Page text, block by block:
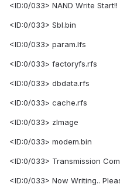
<ID:0/033> NAND Write Start!!
<ID:0/033> Sbl.bin
<ID:0/033> param.lfs
<ID:0/033> factoryfs.rfs
<ID:0/033> dbdata.rfs
<ID:0/033> cache.rfs
<ID:0/033> zImage
<ID:0/033> modem.bin
<ID:0/033> Transmission
<ID:0/033> Now Writing..